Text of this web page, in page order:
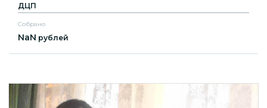
ДЦП
Собрано
NaN рублей